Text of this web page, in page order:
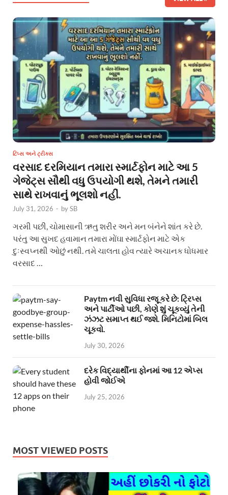
ટિપ્સ અને ટ્રીક્સ
વરસાદ દરમિયાન તમારા સ્માર્ટફોન માટે આ 5
ગેજેટ્સ સૌથી વધુ ઉપયોગી થશે, તેમને તમારી
સાથે રાખવાનું ભૂલશો નહીં.
July 31, 2026 - bySB
ગરમી પછી, ચોમાસાની ઋતુ શરીર અને મન બંનેને શાંત કરે છે.
પરંતુ આ સુખદ હવામાન તમારા મોંઘા સ્માર્ટફોન માટે એક
દુઃસ્વપ્નથી ઓછું નથી. તમે ચાલતા હોવ ત્યારે અચાનક ધોધમાર
વરસાદ …
Paytm નવી સુવિધા રજૂ કરે છે: ટ્રિપ્સ
અને પાર્ટીઓ પછી, કોણે શું ચૂકવ્યું તેની
ઝંઝટ સમાપ્ત થઈ જશે. મિનિટોમાં બિલ
ચૂકવો.
July 30, 2026
દરેક વિદ્યાર્થીના ફોનમાં આ 12 એપ્સ
હોવી જોઈએ
July 25, 2026
MOST VIEWED POSTS